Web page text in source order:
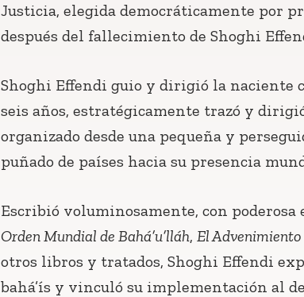
Justicia, elegida democráticamente por
después del fallecimiento de Shoghi
Shoghi Effendi guio y dirigió la naciente
seis años, estratégicamente trazó y
organizado desde una pequeña y
puñado de países hacia su presencia
Escribió voluminosamente, con poderosa
Orden Mundial de Bahá’u’lláh, El
otros libros y tratados, Shoghi Effendi
bahá’ís y vinculó su implementación al